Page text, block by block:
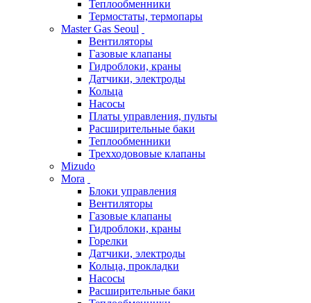
Теплообменники
Термостаты, термопары
Master Gas Seoul
Вентиляторы
Газовые клапаны
Гидроблоки, краны
Датчики, электроды
Кольца
Насосы
Платы управления, пульты
Расширительные баки
Теплообменники
Трехходововые клапаны
Mizudo
Mora
Блоки управления
Вентиляторы
Газовые клапаны
Гидроблоки, краны
Горелки
Датчики, электроды
Кольца, прокладки
Насосы
Расширительные баки